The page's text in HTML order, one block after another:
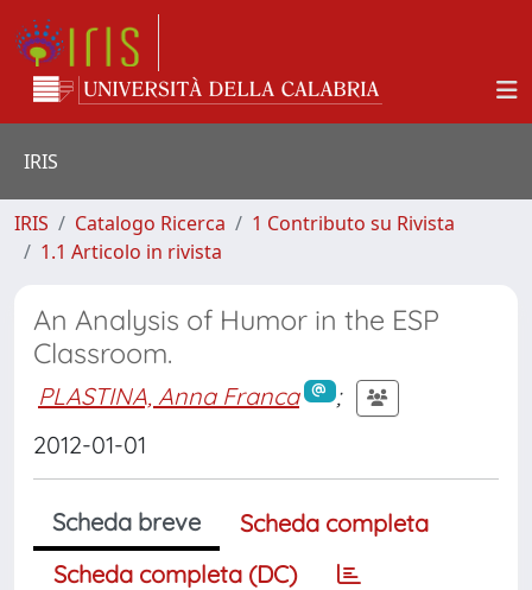
IRIS
IRIS Catalogo Ricerca
1 Contributo su Rivista
1.1 Articolo in rivista
An Analysis of Humor in the ESP
Classroom.
PLASTINA, Anna Franca
;
2012-01-01
Scheda breve
Scheda completa
Scheda completa (DC)